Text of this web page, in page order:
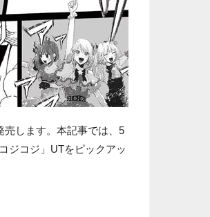
売します。本記事では、5
ジコジ」UTをピックアッ